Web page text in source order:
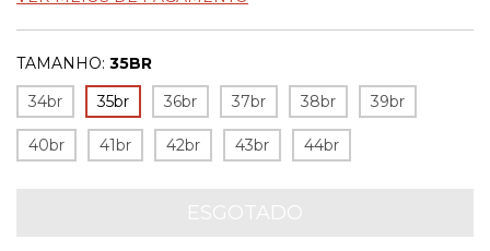
TAMANHO: 35BR
34br
35br 36br 37br 38br 39br
40br 41br 42br 43br 44br